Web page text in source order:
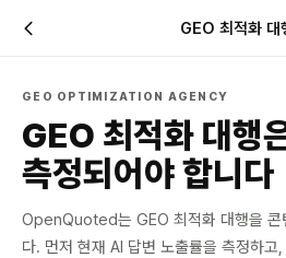
GEO 최적화 대
GEO OPTIMIZATION AGENCY
GEO 최적화 대행
측정되어야 합니다
OpenQuoted는 GEO 최적화 대행을 콘
다. 먼저 현재 AI 답변 노출률을 측정하고